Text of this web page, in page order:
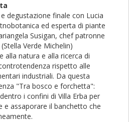
degustazione finale con Lucia
ed esperta di piante
Susigan, chef patronne
Verde Michelin)
alla natura e alla ricerca di
rispetto alle
industriali. Da questa
"Tra bosco e forchetta":
i confini di Villa Erba per
e assaporare il banchetto che